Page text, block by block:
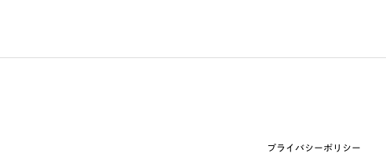
プライバシーポリシー